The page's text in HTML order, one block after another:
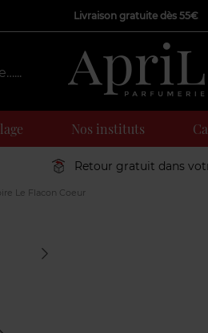
Livraison gratuite dès 55€
Nos instituts
Retour gratuit dans
Le Flacon Coeur